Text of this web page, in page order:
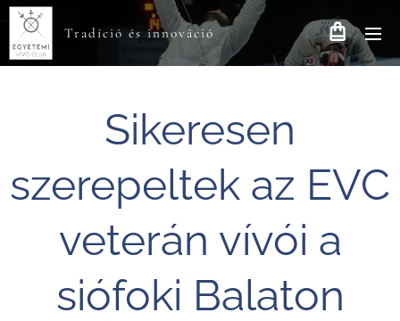
Tradíció és innováció
Sikeresen
szerepeltek az EVC
veterán vívói a
siófoki Balaton